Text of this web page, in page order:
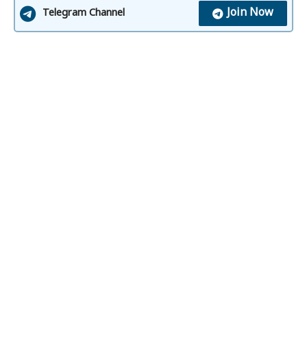
Telegram Channel Join Now